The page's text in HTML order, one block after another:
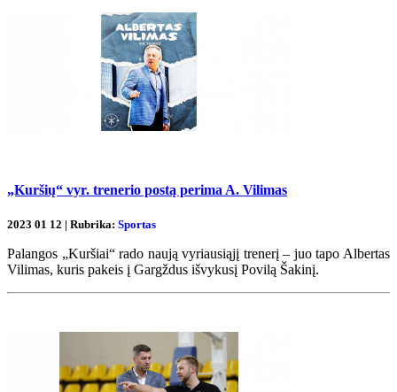
„Kuršių“ vyr. trenerio postą perima A. Vilimas
2023 01 12 | Rubrika: Sportas
Palangos „Kuršiai“ rado naują vyriausiąjį trenerį – juo tapo Albertas
Vilimas, kuris pakeis į Gargždus išvykusį Povilą Šakinį.